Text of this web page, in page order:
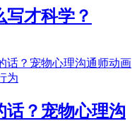
才科学？
话？宠物心理沟